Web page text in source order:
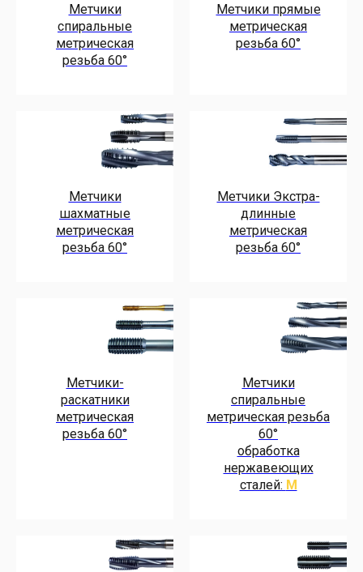
Метчики
спиральные
метрическая
резьба 60°
Метчики прямые
метрическая
резьба 60°
Метчики
шахматные
метрическая
резьба 60°
Метчики Экстра-
длинные
метрическая
резьба 60°
Метчики-
раскатники
метрическая
резьба 60°
Метчики
спиральные
метрическая резьба
60°
обработка
нержавеющих
сталей: M